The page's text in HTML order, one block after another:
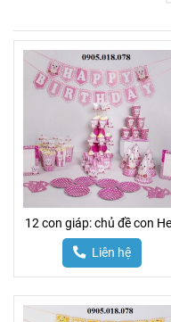
12 con giáp: chủ đề con
Liên hệ